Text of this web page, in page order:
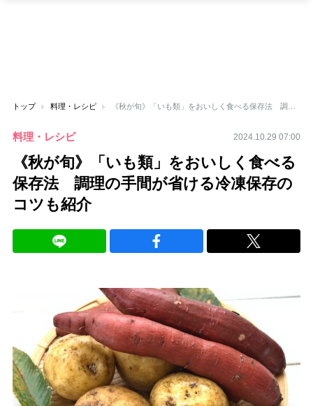
トップ 料理・レシピ
料理・レシピ 2024.10.29 07:00
《秋が旬》「いも類」をおいしく食べる
保存法 調理の手間が省ける冷凍保存の
コツも紹介